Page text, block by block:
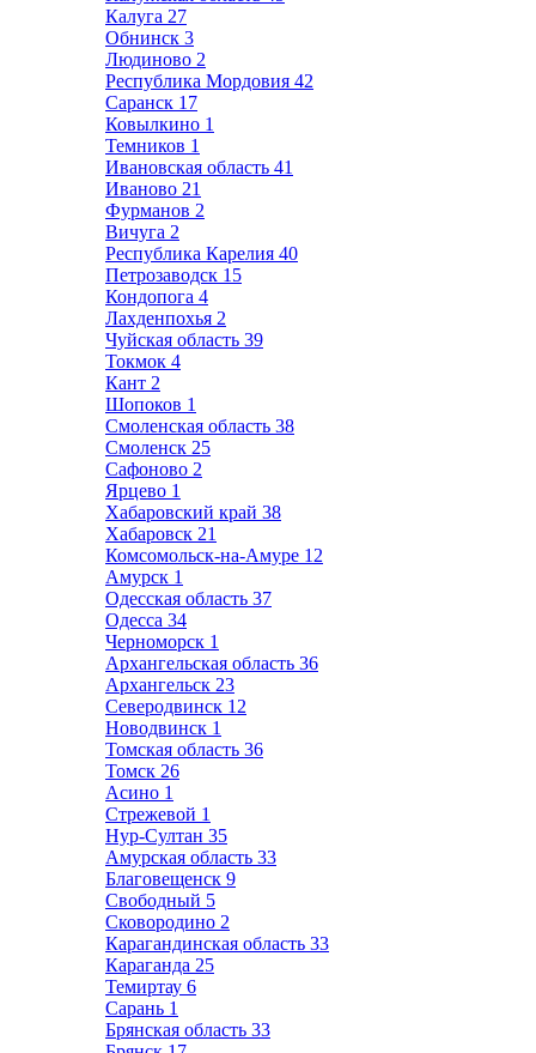
Калуга 27
Обнинск 3
Людиново 2
Республика Мордовия 42
Саранск 17
Ковылкино 1
Темников 1
Ивановская область 41
Иваново 21
Фурманов 2
Вичуга 2
Республика Карелия 40
Петрозаводск 15
Кондопога 4
Лахденпохья 2
Чуйская область 39
Токмок 4
Кант 2
Шопоков 1
Смоленская область 38
Смоленск 25
Сафоново 2
Ярцево 1
Хабаровский край 38
Хабаровск 21
Комсомольск-на-Амуре 12
Амурск 1
Одесская область 37
Одесса 34
Черноморск 1
Архангельская область 36
Архангельск 23
Северодвинск 12
Новодвинск 1
Томская область 36
Томск 26
Асино 1
Стрежевой 1
Нур-Султан 35
Амурская область 33
Благовещенск 9
Свободный 5
Сковородино 2
Карагандинская область 33
Караганда 25
Темиртау 6
Сарань 1
Брянская область 33